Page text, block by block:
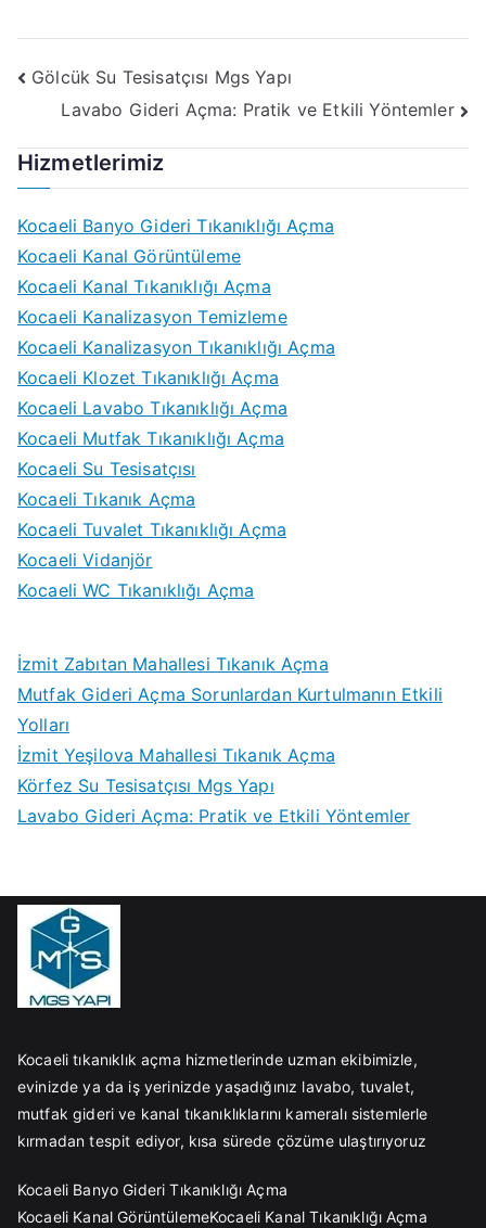
Yazı
gezinmesi
Gölcük Su Tesisatçısı Mgs Yapı
Lavabo Gideri Açma: Pratik ve Etkili Yöntemler
Hizmetlerimiz
Kocaeli Banyo Gideri Tıkanıklığı Açma
Kocaeli Kanal Görüntüleme
Kocaeli Kanal Tıkanıklığı Açma
Kocaeli Kanalizasyon Temizleme
Kocaeli Kanalizasyon Tıkanıklığı Açma
Kocaeli Klozet Tıkanıklığı Açma
Kocaeli Lavabo Tıkanıklığı Açma
Kocaeli Mutfak Tıkanıklığı Açma
Kocaeli Su Tesisatçısı
Kocaeli Tıkanık Açma
Kocaeli Tuvalet Tıkanıklığı Açma
Kocaeli Vidanjör
Kocaeli WC Tıkanıklığı Açma
İzmit Zabıtan Mahallesi Tıkanık Açma
Mutfak Gideri Açma Sorunlardan Kurtulmanın Etkili
Yolları
İzmit Yeşilova Mahallesi Tıkanık Açma
Körfez Su Tesisatçısı Mgs Yapı
Lavabo Gideri Açma: Pratik ve Etkili Yöntemler
Kocaeli tıkanıklık açma hizmetlerinde uzman ekibimizle,
evinizde ya da iş yerinizde yaşadığınız lavabo, tuvalet,
mutfak gideri ve kanal tıkanıklıklarını kameralı sistemlerle
kırmadan tespit ediyor, kısa sürede çözüme ulaştırıyoruz
Kocaeli Banyo Gideri Tıkanıklığı Açma
Kocaeli Kanal GörüntülemeKocaeli Kanal Tıkanıklığı Açma